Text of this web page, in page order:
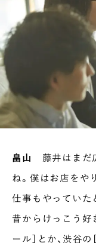
畠山
藤井はまだ
ね。僕はお店をや
仕事もやっていた
昔からけっこう好
ール］とか、渋谷